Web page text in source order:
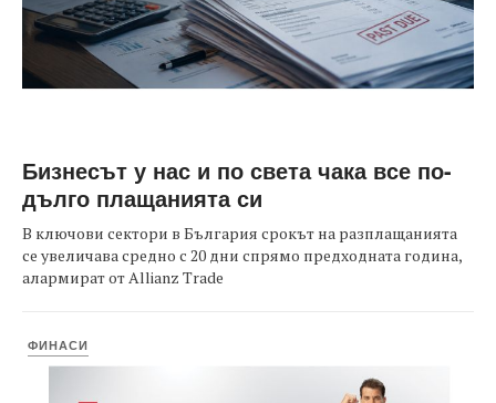
Бизнесът у нас и по света чака все по-
дълго плащанията си
В ключови сектори в България срокът на разплащанията
се увеличава средно с 20 дни спрямо предходната година,
алармират от Allianz Trade
ФИНАСИ